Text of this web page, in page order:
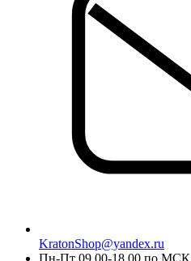
KratonShop@yandex.ru